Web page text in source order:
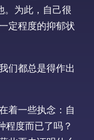
为此，自己很
定程度的抑郁状
们都总是得作出
着一些执念：自
程度而已了吗？